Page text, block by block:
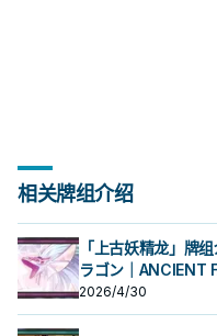
相关牌组介绍
「上古妖精龙」牌
ラゴン｜ANCIENT
2026/4/30